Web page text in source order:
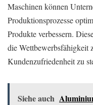
Maschinen können
Produktionsprozesse
Produkte verbessern.
die Wettbewerbsfähigkeit
Kundenzufriedenheit zu
Siehe auch